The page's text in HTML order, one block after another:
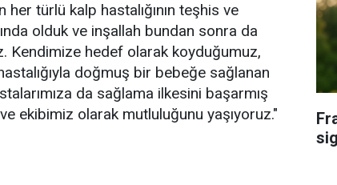
türlü kalp hastalığının teşhis ve
olduk ve inşallah bundan sonra da
Kendimize hedef olarak koyduğumuz,
doğmuş bir bebeğe sağlanan
da sağlama ilkesini başarmış
ekibimiz olarak mutluluğunu yaşıyoruz."